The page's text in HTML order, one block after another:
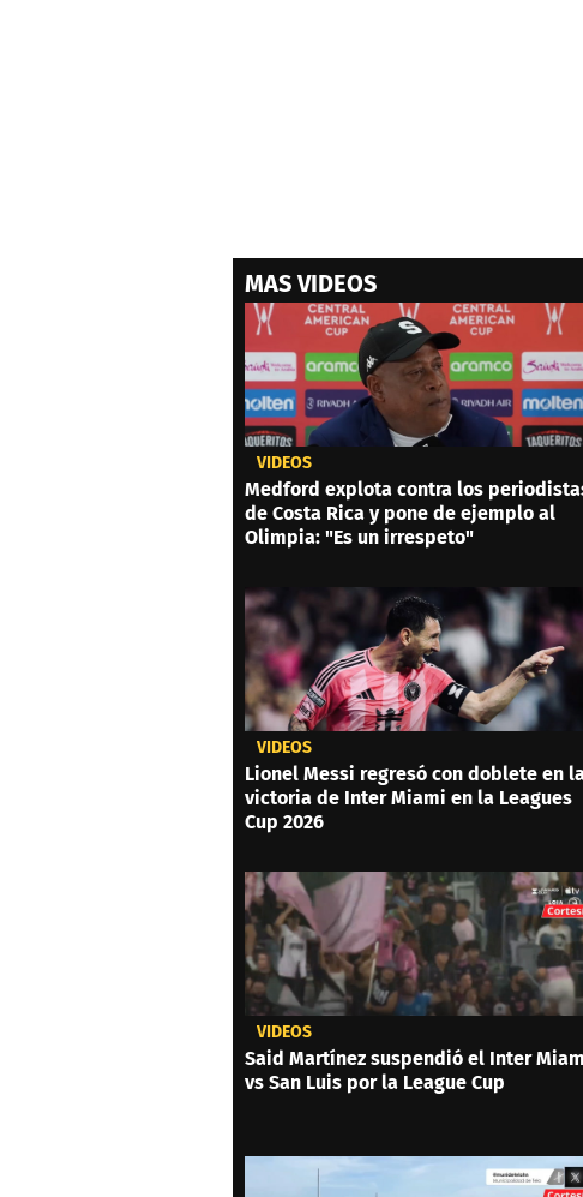
MAS VIDEOS
VIDEOS
Medford explota contra los
de Costa Rica y pone de ejemplo al
Olimpia: "Es un irrespeto"
VIDEOS
Lionel Messi regresó con doblete en
victoria de Inter Miami en la Leagues
Cup 2026
VIDEOS
Said Martínez suspendió el Inter
vs San Luis por la League Cup